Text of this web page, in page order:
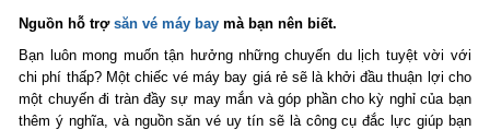
Nguồn hỗ trợsăn vé máy bay mà bạn nên biết.
Bạn luôn mong muốn tận hưởng những chuyến du lịch tuyệt vời với
chi phí thấp? Một chiếc vé máy bay giá rẻ sẽ là khởi đầu thuận lợi cho
một chuyến đi tràn đầy sự may mắn và góp phần cho kỳ nghỉ của bạn
thêm ý nghĩa, và nguồn săn vé uy tín sẽ là công cụ đắc lực giúp bạn